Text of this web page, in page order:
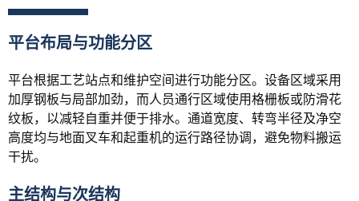
平台布局与功能分区
平台根据工艺站点和维护空间进行功能分区。设备区域采用
加厚钢板与局部加劲，而人员通行区域使用格栅板或防滑花
纹板，以减轻自重并便于排水。通道宽度、转弯半径及净空
高度均与地面叉车和起重机的运行路径协调，避免物料搬运
干扰。
主结构与次结构